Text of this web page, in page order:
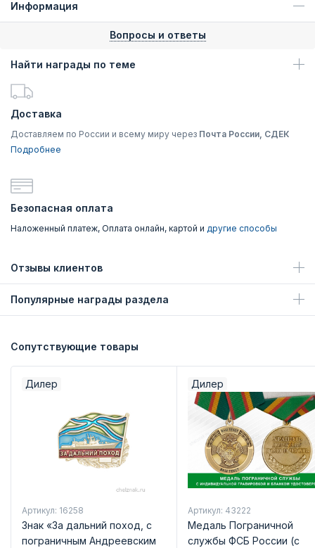
Информация
Вопросы и ответы
Найти награды по теме
Доставка
Доставляем по России и всему миру через Почта России, СДЕК
Подробнее
Безопасная оплата
Наложенный платеж, Оплата онлайн, картой и другие способы
Отзывы клиентов
Популярные награды раздела
Сопутствующие товары
Дилер
Артикул: 16258
Знак «За дальний поход, с
пограничным Андреевским
Дилер
Артикул: 43222
Медаль Пограничной
службы ФСБ России (с